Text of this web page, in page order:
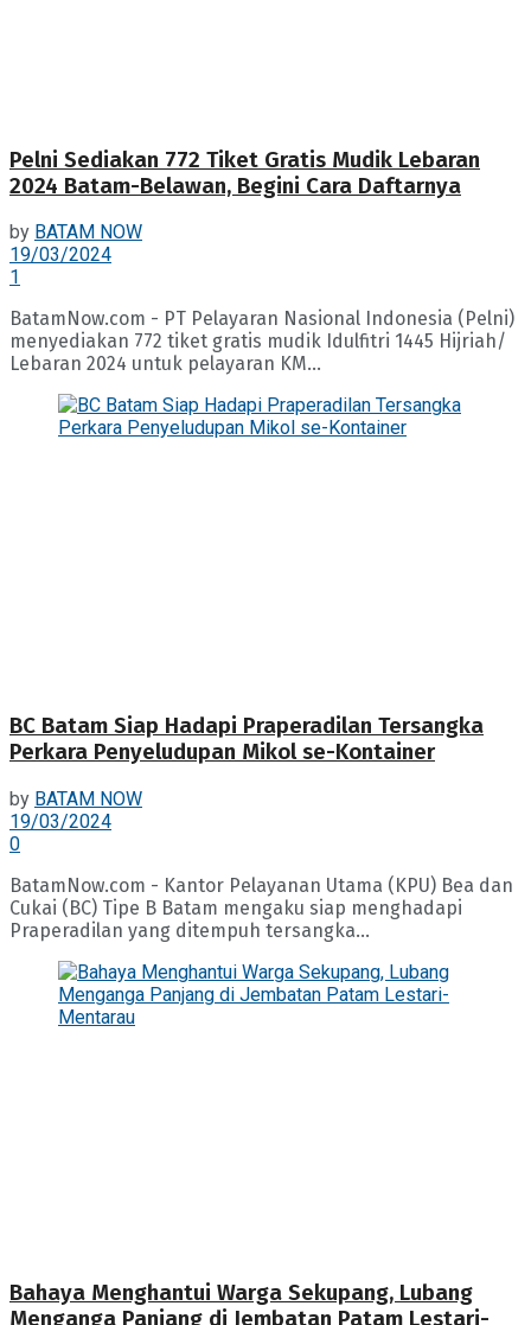
Pelni Sediakan 772 Tiket Gratis Mudik Lebaran
2024 Batam-Belawan, Begini Cara Daftarnya
by BATAM NOW
19/03/2024
1
BatamNow.com - PT Pelayaran Nasional Indonesia (Pelni)
menyediakan 772 tiket gratis mudik Idulfitri 1445 Hijriah/
Lebaran 2024 untuk pelayaran KM...
BC Batam Siap Hadapi Praperadilan Tersangka
Perkara Penyeludupan Mikol se-Kontainer
by BATAM NOW
19/03/2024
0
BatamNow.com - Kantor Pelayanan Utama (KPU) Bea dan
Cukai (BC) Tipe B Batam mengaku siap menghadapi
Praperadilan yang ditempuh tersangka...
Bahaya Menghantui Warga Sekupang, Lubang
Menganga Panjang di Jembatan Patam Lestari-